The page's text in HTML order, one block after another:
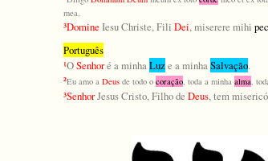
mea.
³Domine Iesu Christe, Fili Dei, miserere mihi
Português
¹OSenhoré a minhaLuze a minhaSalvação.
²Eu amo a Deus de todo o coração, toda a minha alma,
³SenhorJesus Cristo, Filho de Deus, tem